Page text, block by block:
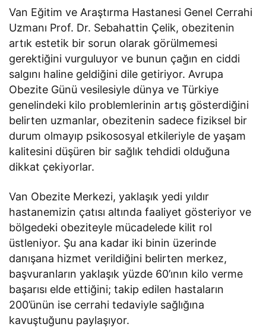
Van Eğitim ve Araştırma Hastanesi Genel Cerrahi
Uzmanı Prof. Dr. Sebahattin Çelik, obezitenin
artık estetik bir sorun olarak görülmemesi
gerektiğini vurguluyor ve bunun çağın en ciddi
salgını haline geldiğini dile getiriyor. Avrupa
Obezite Günü vesilesiyle dünya ve Türkiye
genelindeki kilo problemlerinin artış gösterdiğini
belirten uzmanlar, obezitenin sadece fiziksel bir
durum olmayıp psikososyal etkileriyle de yaşam
kalitesini düşüren bir sağlık tehdidi olduğuna
dikkat çekiyorlar.
Van Obezite Merkezi, yaklaşık yedi yıldır
hastanemizin çatısı altında faaliyet gösteriyor ve
bölgedeki obeziteyle mücadelede kilit rol
üstleniyor. Şu ana kadar iki binin üzerinde
danışana hizmet verildiğini belirten merkez,
başvuranların yaklaşık yüzde 60’ının kilo verme
başarısı elde ettiğini; takip edilen hastaların
200’ünün ise cerrahi tedaviyle sağlığına
kavuştuğunu paylaşıyor.